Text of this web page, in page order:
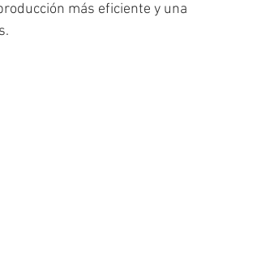
más eficiente y una